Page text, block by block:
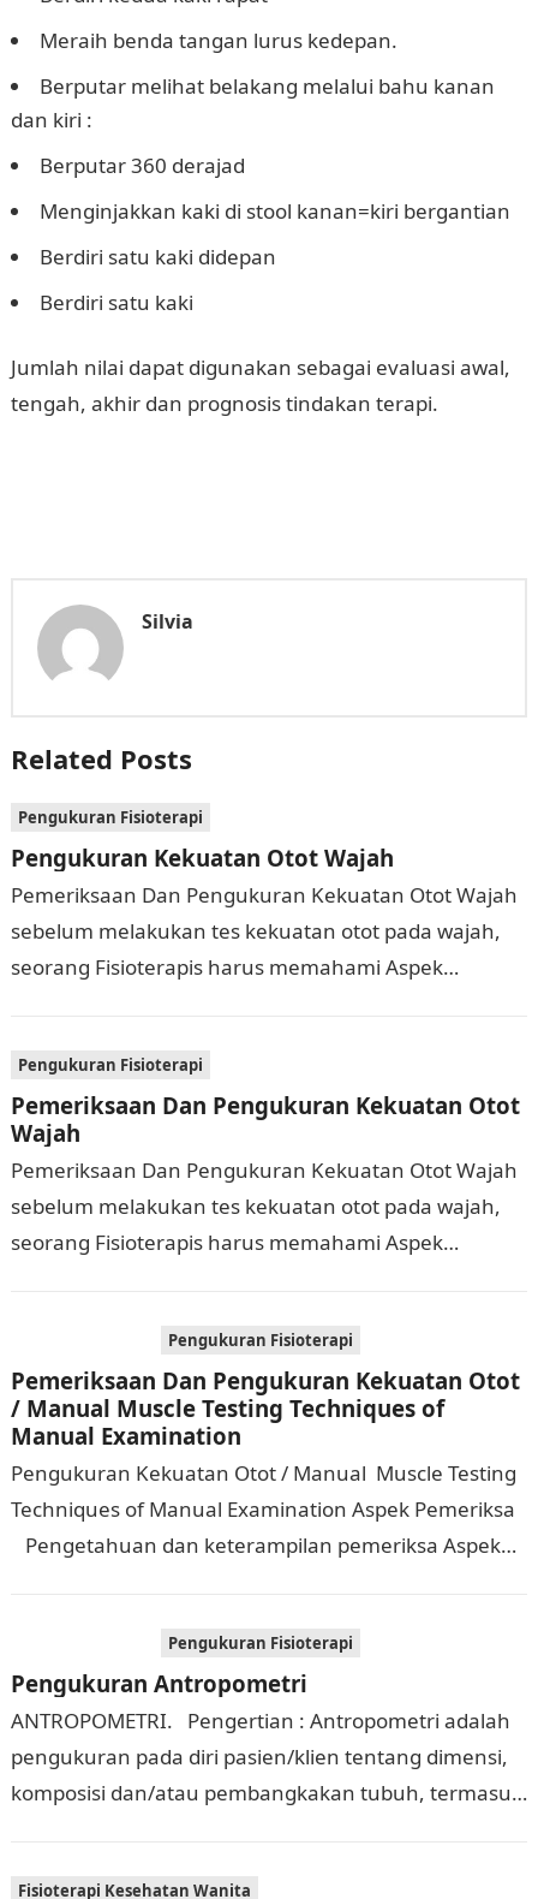
Meraih benda tangan lurus kedepan.
Berputar melihat belakang melalui bahu kanan
dan kiri :
Berputar 360 derajad
Menginjakkan kaki di stool kanan=kiri bergantian
Berdiri satu kaki didepan
Berdiri satu kaki
Jumlah nilai dapat digunakan sebagai evaluasi awal,
tengah, akhir dan prognosis tindakan terapi.
Silvia
Related Posts
Pengukuran Fisioterapi
Pengukuran Kekuatan Otot Wajah
Pemeriksaan Dan Pengukuran Kekuatan Otot Wajah
sebelum melakukan tes kekuatan otot pada wajah,
seorang Fisioterapis harus memahami Aspek
Pengukuran Fisioterapi
Pemeriksaan Dan Pengukuran Kekuatan Otot
Wajah
Pemeriksaan Dan Pengukuran Kekuatan Otot Wajah
sebelum melakukan tes kekuatan otot pada wajah,
seorang Fisioterapis harus memahami Aspek
Pengukuran Fisioterapi
Pemeriksaan Dan Pengukuran Kekuatan Otot
/ Manual Muscle Testing Techniques of
Manual Examination
Pengukuran Kekuatan Otot / Manual Muscle Testing
Techniques of Manual Examination Aspek Pemeriksa
Pengetahuan dan keterampilan pemeriksa Aspek
Pengukuran Fisioterapi
Pengukuran Antropometri
ANTROPOMETRI. Pengertian : Antropometri adalah
pengukuran pada diri pasien/klien tentang dimensi,
komposisi dan/atau pembangkakan tubuh, termasuk
Fisioterapi Kesehatan Wanita